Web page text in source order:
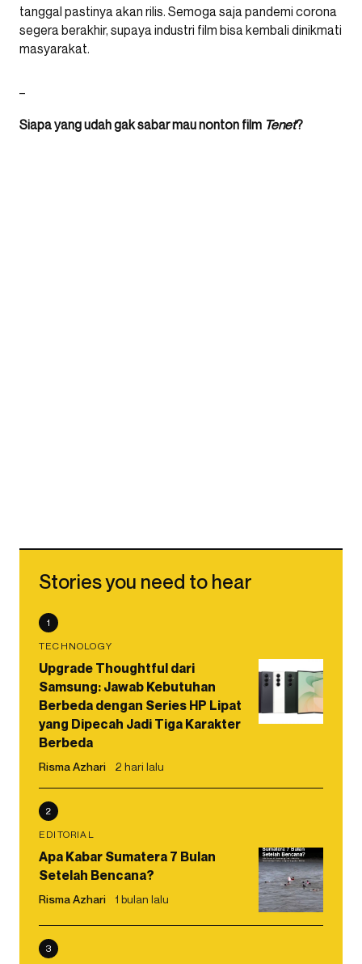
tanggal pastinya akan rilis. Semoga saja pandemi corona
segera berakhir, supaya industri film bisa kembali dinikmati
masyarakat.
Siapa yang udah gak sabar mau nonton film Tenet?
Stories you need to hear
1
TECHNOLOGY
Upgrade Thoughtful dari
Samsung: Jawab Kebutuhan
Berbeda dengan Series HP Lipat
yang Dipecah Jadi Tiga Karakter
Berbeda
Risma Azhari 2 hari lalu
2
EDITORIAL
Apa Kabar Sumatera 7 Bulan
Setelah Bencana?
Risma Azhari 1 bulan lalu
3